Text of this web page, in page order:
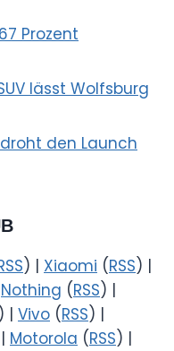
Prozent
lässt Wolfsburg
den Launch
) | Xiaomi (RSS) |
Nothing (RSS) |
) | Vivo (RSS) |
Motorola (RSS) |